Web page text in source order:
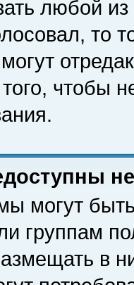
любой
то
чтобы
могут
группам
в